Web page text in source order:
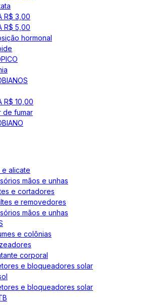
R$ 3,00
R$ 5,00
hormonal
R$ 10,00
de fumar
e alicate
mãos e unhas
e cortadores
e removedores
mãos e unhas
e colônias
corporal
e bloqueadores solar
e bloqueadores solar